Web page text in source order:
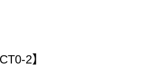
2】